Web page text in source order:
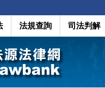
法規查詢 司法判解